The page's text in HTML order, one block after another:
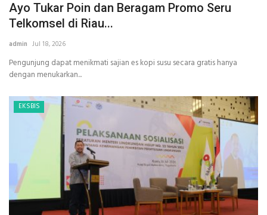
Ayo Tukar Poin dan Beragam Promo Seru
Telkomsel di Riau...
admin Jul 18, 2026
Pengunjung dapat menikmati sajian es kopi susu secara gratis hanya
dengan menukarkan...
EKSBIS